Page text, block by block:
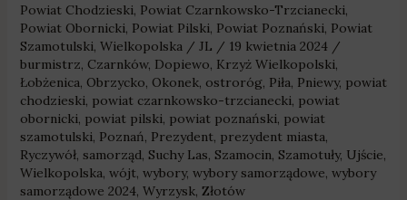
Powiat Chodzieski Powiat Czarnkowsko-Trzcianecki
Powiat Obornicki Powiat Pilski Powiat Poznański Powiat
Szamotulski Wielkopolska / JL / 19 kwietnia 2024 /
burmistrz Czarnków, Dopiewo Krzyż Wielkopolski
Łobżenica Obrzycko Okonek, ostroróg, Piła Pniewy, powiat
chodzieski powiat czarnkowsko-trzcianecki powiat
obornicki powiat pilski powiat poznański powiat
szamotulski Poznań Prezydent prezydent miasta
Ryczywół, samorząd Suchy Las Szamocin Szamotuły, Ujście
Wielkopolska wójt wybory, wybory samorządowe wybory
samorządowe 2024, Wyrzysk, Złotów